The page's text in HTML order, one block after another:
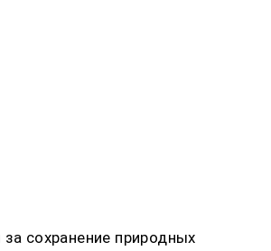
сохранение природных